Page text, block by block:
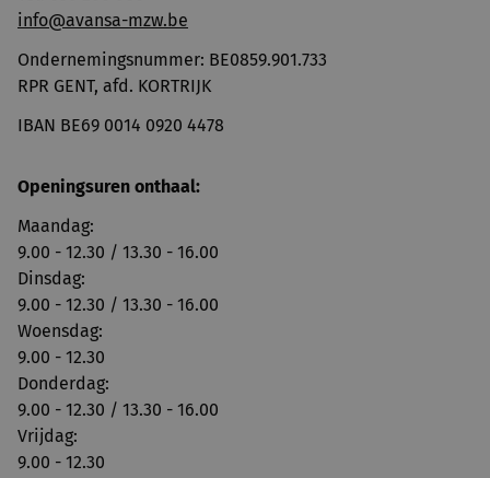
info@avansa-mzw.be
Ondernemingsnummer: BE0859.901.733
RPR GENT, afd. KORTRIJK
IBAN BE69 0014 0920 4478
Openingsuren onthaal:
Maandag:
9.00 - 12.30 / 13.30 - 16.00
Dinsdag:
9.00 - 12.30 / 13.30 - 16.00
Woensdag:
9.00 - 12.30
Donderdag:
9.00 - 12.30 / 13.30 - 16.00
Vrijdag:
9.00 - 12.30